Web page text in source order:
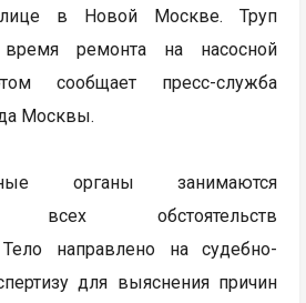
в Новой Москве. Труп
ремонта на насосной
сообщает пресс-служба
Москвы.
органы занимаются
всех обстоятельств
направлено на судебно-
для выяснения причин